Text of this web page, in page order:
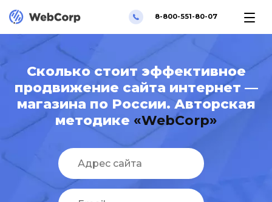
8-800-551-80-07
Сколько стоит эффективное
продвижение сайта интернет —
магазина по России. Авторская
методике «WebCorp»